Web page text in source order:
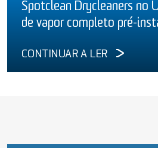
Spotclean Drycleaners no
de vapor completo pré-
CONTINUAR A LER